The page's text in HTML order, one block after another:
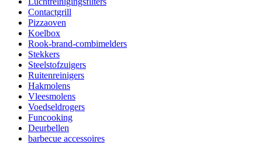
Contactgrill
Pizzaoven
Koelbox
Rook-brand-combimelders
Stekkers
Steelstofzuigers
Ruitenreinigers
Hakmolens
Vleesmolens
Voedseldrogers
Funcooking
Deurbellen
barbecue accessoires